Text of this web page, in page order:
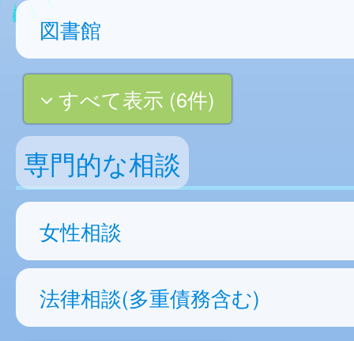
図書館
すべて表示 (6件)
専門的な相談
女性相談
法律相談(多重債務含む)